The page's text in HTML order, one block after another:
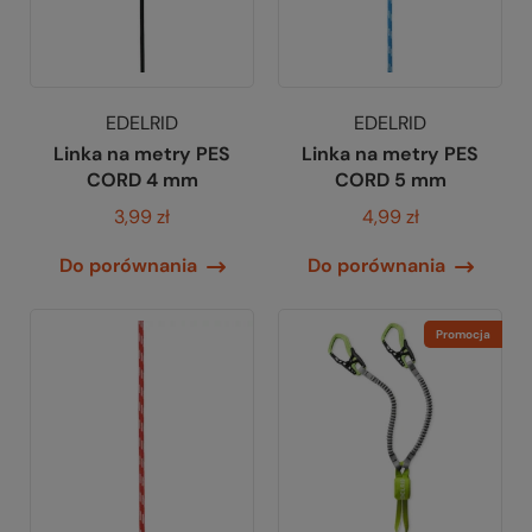
EDELRID
Linka na metry PES
CORD 4 mm
3,99 zł
Do porównania
EDELRID
Linka na metry PES
CORD 5 mm
4,99 zł
Do porównania
Promocja